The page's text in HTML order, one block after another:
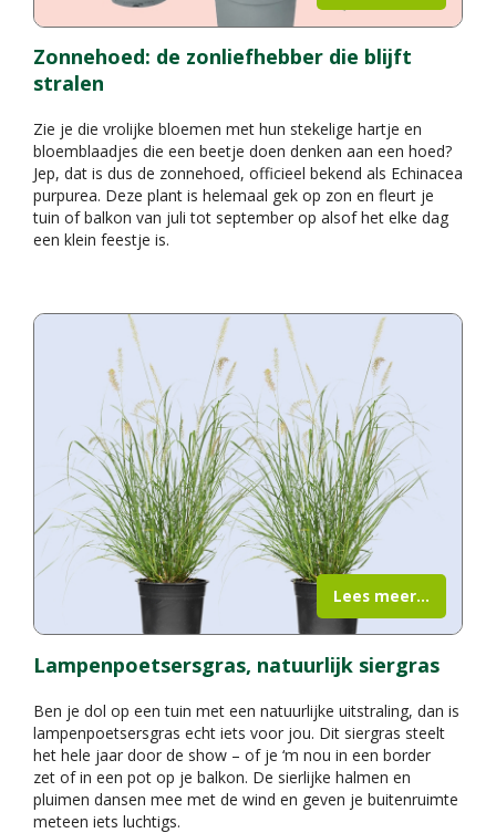
Zonnehoed: de zonliefhebber die blijft
stralen
Zie je die vrolijke bloemen met hun stekelige hartje en
bloemblaadjes die een beetje doen denken aan een hoed?
Jep, dat is dus de zonnehoed, officieel bekend als Echinacea
purpurea. Deze plant is helemaal gek op zon en fleurt je
tuin of balkon van juli tot september op alsof het elke dag
een klein feestje is.
Lampenpoetsersgras, natuurlijk siergras
Ben je dol op een tuin met een natuurlijke uitstraling, dan is
lampenpoetsersgras echt iets voor jou. Dit siergras steelt
het hele jaar door de show – of je ‘m nou in een border
zet of in een pot op je balkon. De sierlijke halmen en
pluimen dansen mee met de wind en geven je buitenruimte
meteen iets luchtigs.
Lees meer...